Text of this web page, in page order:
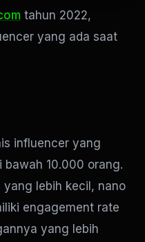
tahun 2022,
yang ada saat
influencer yang
bawah 10.000 orang.
yang lebih kecil, nano
engagement rate
yang lebih